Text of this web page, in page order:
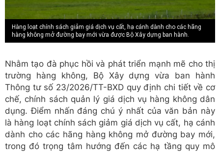
Hàng loạt chính sách giảm giá dịch vụ cất, hạ cánh dành cho các hãng
hàng không mở đường bay mới vừa được Bộ Xây dựng ban hành.
Nhằm tạo đà phục hồi và phát triển mạnh mẽ cho thị
trường hàng không, Bộ Xây dựng vừa ban hành
Thông tư số 23/2026/TT-BXD quy định chi tiết về cơ
chế, chính sách quản lý giá dịch vụ hàng không dân
dụng. Điểm nhấn đáng chú ý nhất của văn bản này
là hàng loạt chính sách giảm giá dịch vụ cất, hạ cánh
dành cho các hãng hàng không mở đường bay mới,
trong đó trọng tâm hướng đến các hạ tầng quy mô